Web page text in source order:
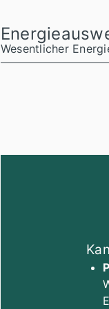
Wesentlicher